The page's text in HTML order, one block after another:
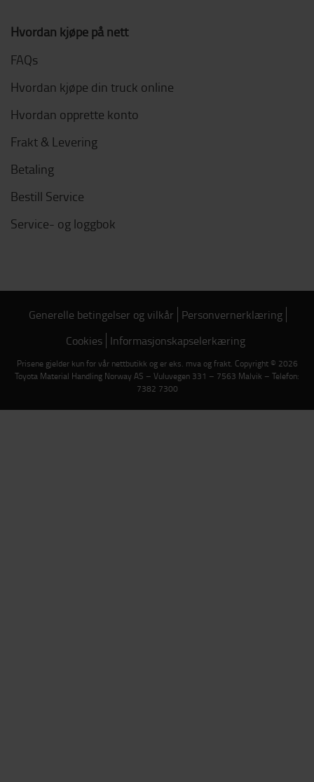
Hvordan kjøpe på nett
FAQs
Hvordan kjøpe din truck online
Hvordan opprette konto
Frakt & Levering
Betaling
Bestill Service
Service- og loggbok
Generelle betingelser og vilkår Personvernerklæring
Cookies Informasjonskapselerkæring
Prisene gjelder kun for vår nettbutikk og er eks. mva og frakt. Copyright © 2026
Toyota Material Handling Norway AS – Vuluvegen 331 – 7563 Malvik – Telefon:
7382 7300